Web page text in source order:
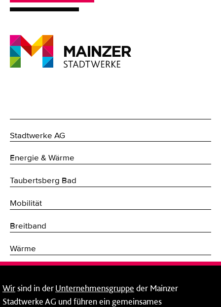
Stadtwerke AG
Energie & Wärme
Taubertsberg Bad
Mobilität
Breitband
Wärme
Erneuerbare Energien
Wirsind in derUnternehmensgruppe der Mainzer
Stadtwerke AG und führen ein gemeinsames